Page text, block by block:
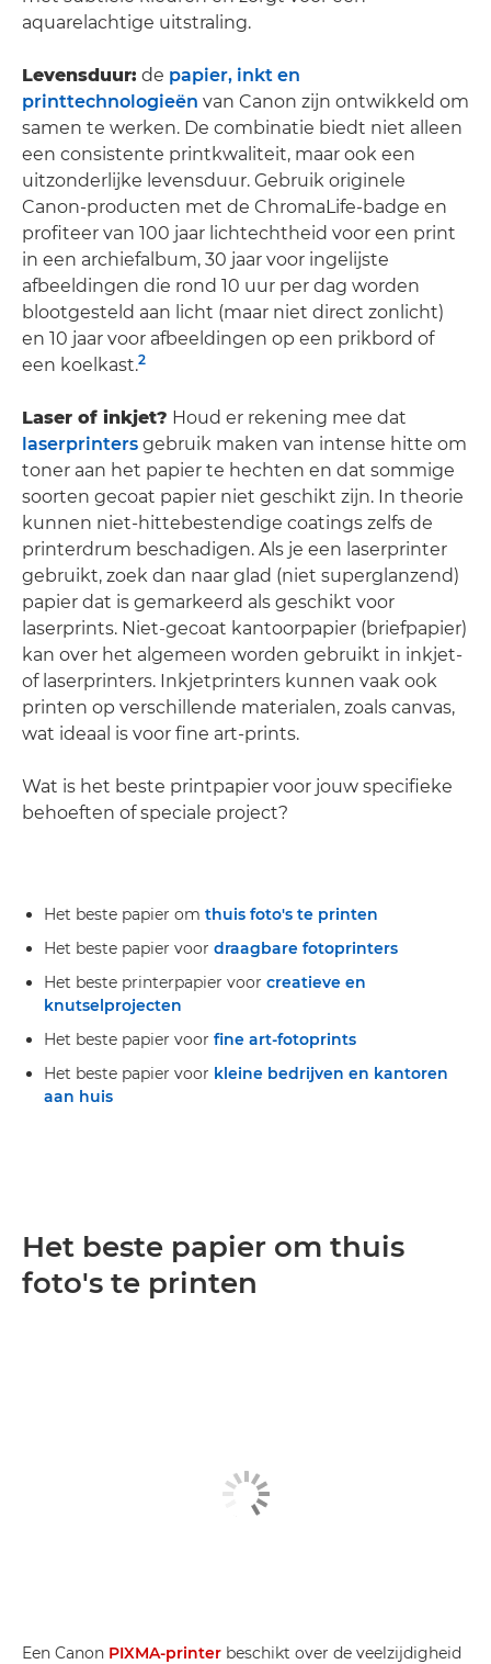
aquarelachtige uitstraling.
Levensduur: de papier, inkt en
printtechnologieën van Canon zijn ontwikkeld om
samen te werken. De combinatie biedt niet alleen
een consistente printkwaliteit, maar ook een
uitzonderlijke levensduur. Gebruik originele
Canon-producten met de ChromaLife-badge en
profiteer van 100 jaar lichtechtheid voor een print
in een archiefalbum, 30 jaar voor ingelijste
afbeeldingen die rond 10 uur per dag worden
blootgesteld aan licht (maar niet direct zonlicht)
en 10 jaar voor afbeeldingen op een prikbord of
een koelkast.2
Laser of inkjet? Houd er rekening mee dat
laserprinters gebruik maken van intense hitte om
toner aan het papier te hechten en dat sommige
soorten gecoat papier niet geschikt zijn. In theorie
kunnen niet-hittebestendige coatings zelfs de
printerdrum beschadigen. Als je een laserprinter
gebruikt, zoek dan naar glad (niet superglanzend)
papier dat is gemarkeerd als geschikt voor
laserprints. Niet-gecoat kantoorpapier (briefpapier)
kan over het algemeen worden gebruikt in inkjet-
of laserprinters. Inkjetprinters kunnen vaak ook
printen op verschillende materialen, zoals canvas,
wat ideaal is voor fine art-prints.
Wat is het beste printpapier voor jouw specifieke
behoeften of speciale project?
Het beste papier om thuis foto's te printen
Het beste papier voor draagbare fotoprinters
Het beste printerpapier voor creatieve en
knutselprojecten
Het beste papier voor fine art-fotoprints
Het beste papier voor kleine bedrijven en kantoren
aan huis
Het beste papier om thuis
foto's te printen
Een Canon PIXMA-printer beschikt over de veelzijdigheid